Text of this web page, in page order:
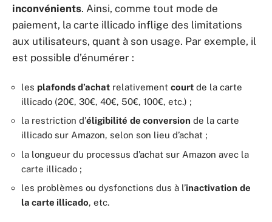
inconvénients. Ainsi, comme tout mode de
paiement, la carte illicado inflige des limitations
aux utilisateurs, quant à son usage. Par exemple, il
est possible d’énumérer :
les plafonds d’achat relativement court de la carte
illicado (20€, 30€, 40€, 50€, 100€, etc.) ;
la restriction d’éligibilité de conversion de la carte
illicado sur Amazon, selon son lieu d’achat ;
la longueur du processus d’achat sur Amazon avec la
carte illicado ;
les problèmes ou dysfonctions dus à l’inactivation de
la carte illicado, etc.